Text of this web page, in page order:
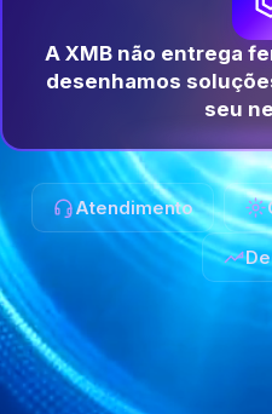
A XMB não entrega
desenhamos
seu
Atendimento